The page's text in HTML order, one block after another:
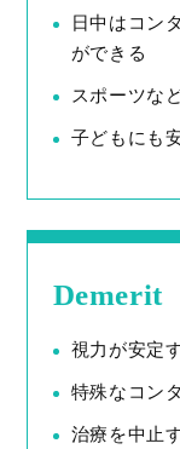
日中はコン
ができる
スポーツな
子どもにも
Demerit
視力が安定
特殊なコン
治療を中止